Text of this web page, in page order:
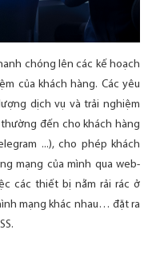
chóng lên các kế hoạch
của khách hàng. Các yêu
dịch vụ và trải nghiệm
đến cho khách hàng
...), cho phép khách
mạng của mình qua web-
các thiết bị nằm rải rác ở
mạng khác nhau… đặt ra